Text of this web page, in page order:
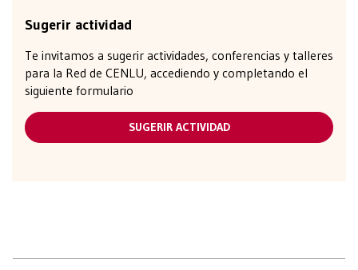
Sugerir actividad
Te invitamos a sugerir actividades, conferencias y talleres
para la Red de CENLU, accediendo y completando el
siguiente formulario
SUGERIR ACTIVIDAD